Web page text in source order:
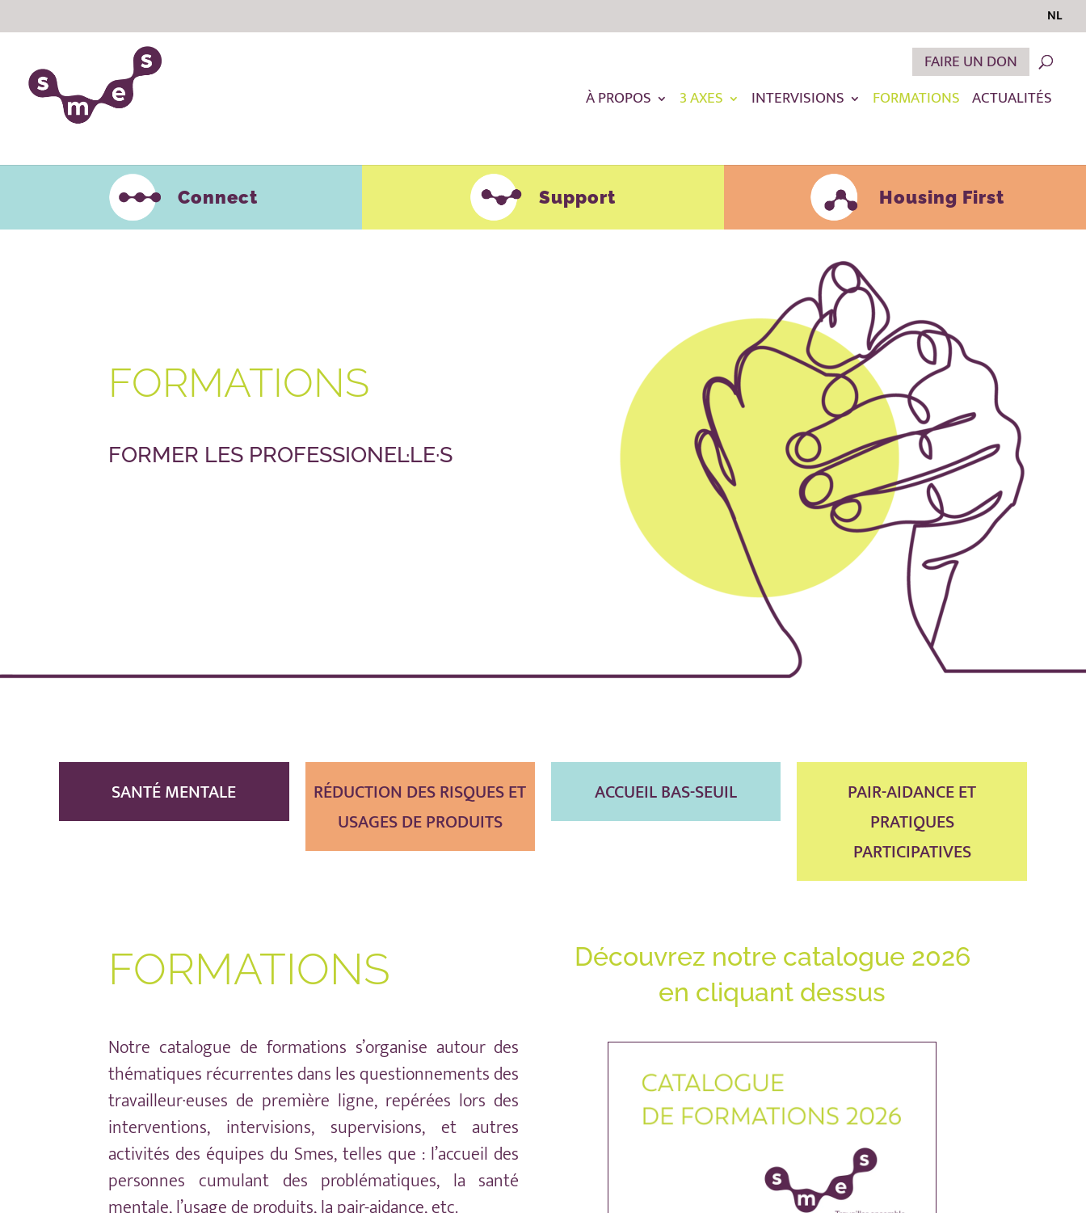
NL
À PROPOS 3 AXES INTERVISIONS FORMATIONS ACTUALITÉS
FAIRE UN DON
Connect Support Housing First
FORMATIONS
FORMER LES PROFESSIONEL·LE·S
SANTÉ MENTALE
RÉDUCTION DES RISQUES ET
USAGES DE PRODUITS
ACCUEIL BAS-SEUIL
PAIR-AIDANCE ET
PRATIQUES
PARTICIPATIVES
FORMATIONS
Notre catalogue de formations s’organise autour des
thématiques récurrentes dans les questionnements des
travailleur·euses de première ligne, repérées lors des
interventions, intervisions, supervisions, et autres
activités des équipes du Smes, telles que : l’accueil des
personnes cumulant des problématiques, la santé
Découvrez notre catalogue 2026
en cliquant dessus